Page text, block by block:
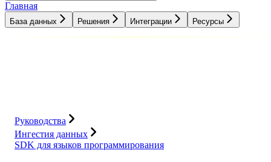
Главная
База данных Решения Интеграции Ресурсы
Руководства
Ингестия данных
SDK для языков программирования